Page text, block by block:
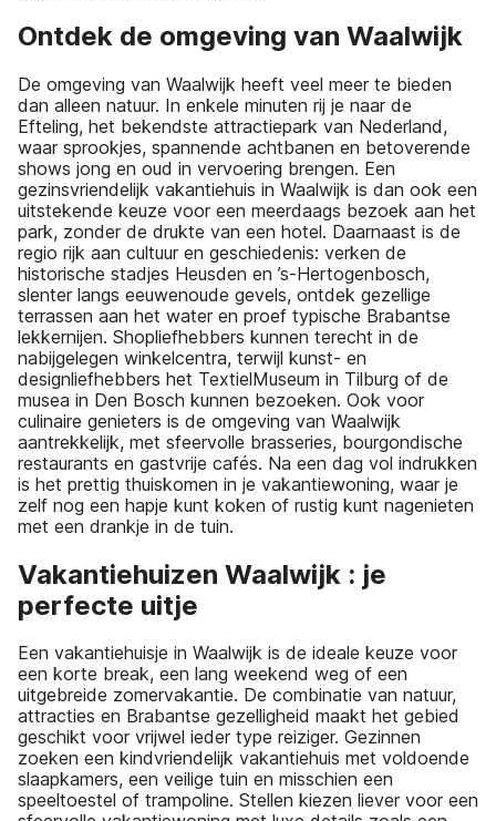
Ontdek de omgeving van Waalwijk
De omgeving van Waalwijk heeft veel meer te bieden
dan alleen natuur. In enkele minuten rij je naar de
Efteling, het bekendste attractiepark van Nederland,
waar sprookjes, spannende achtbanen en betoverende
shows jong en oud in vervoering brengen. Een
gezinsvriendelijk vakantiehuis in Waalwijk is dan ook een
uitstekende keuze voor een meerdaags bezoek aan het
park, zonder de drukte van een hotel. Daarnaast is de
regio rijk aan cultuur en geschiedenis: verken de
historische stadjes Heusden en ’s-Hertogenbosch,
slenter langs eeuwenoude gevels, ontdek gezellige
terrassen aan het water en proef typische Brabantse
lekkernijen. Shopliefhebbers kunnen terecht in de
nabijgelegen winkelcentra, terwijl kunst- en
designliefhebbers het TextielMuseum in Tilburg of de
musea in Den Bosch kunnen bezoeken. Ook voor
culinaire genieters is de omgeving van Waalwijk
aantrekkelijk, met sfeervolle brasseries, bourgondische
restaurants en gastvrije cafés. Na een dag vol indrukken
is het prettig thuiskomen in je vakantiewoning, waar je
zelf nog een hapje kunt koken of rustig kunt nagenieten
met een drankje in de tuin.
Vakantiehuizen Waalwijk : je
perfecte uitje
Een vakantiehuisje in Waalwijk is de ideale keuze voor
een korte break, een lang weekend weg of een
uitgebreide zomervakantie. De combinatie van natuur,
attracties en Brabantse gezelligheid maakt het gebied
geschikt voor vrijwel ieder type reiziger. Gezinnen
zoeken een kindvriendelijk vakantiehuis met voldoende
slaapkamers, een veilige tuin en misschien een
speeltoestel of trampoline. Stellen kiezen liever voor een